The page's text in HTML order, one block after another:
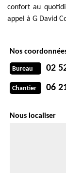
confort au
appel à G David
Nos
Bureau 02
Chantier 06
Nous localiser